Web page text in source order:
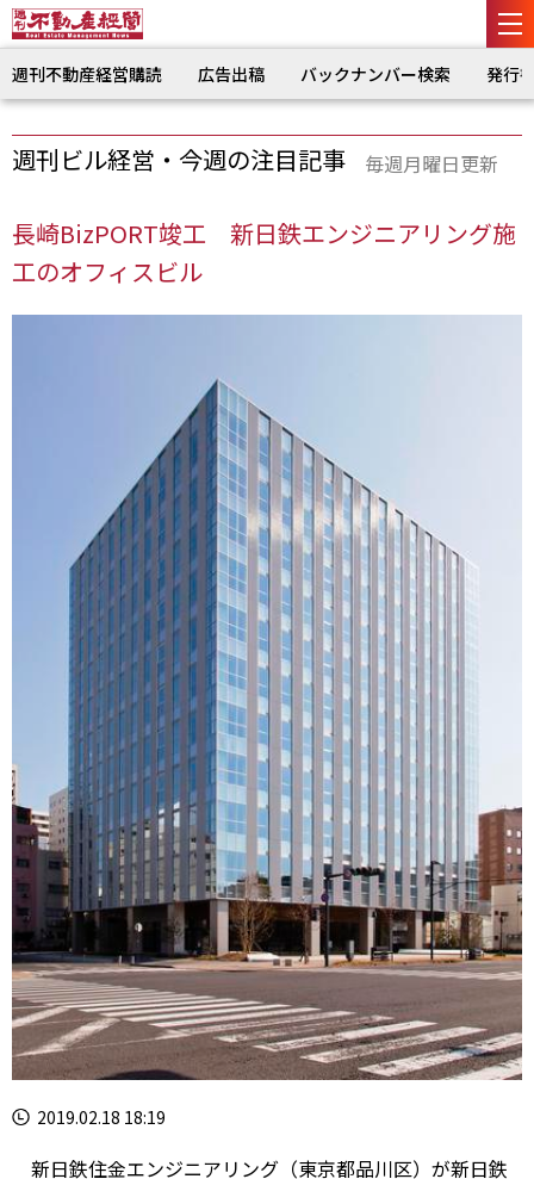
週刊不動産経営購読 広告出稿 バックナンバー検索 発行
週刊ビル経営・今週の注目記事 毎週月曜日更新
長崎BizPORT竣工 新日鉄エンジニアリング施
工のオフィスビル
2019.02.18 18:19
新日鉄住金エンジニアリング（東京都品川区）が新日鉄